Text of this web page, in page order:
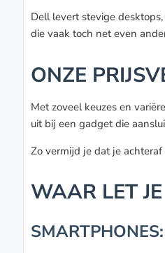
Dell levert stevige
die vaak toch net even
ONZE
Met zoveel keuzes en
uit bij een gadget die
Zo vermijd je dat je
WAAR LET